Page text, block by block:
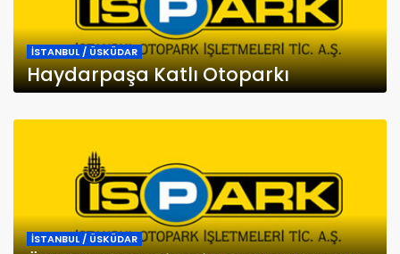
İSTANBUL / ÜSKÜDAR
Haydarpaşa Katlı Otoparkı
İSTANBUL / ÜSKÜDAR